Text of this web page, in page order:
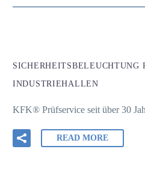
SICHERHEITSBELEUCHTUNG
INDUSTRIEHALLEN
KFK® Prüfservice seit über 30
READ MORE